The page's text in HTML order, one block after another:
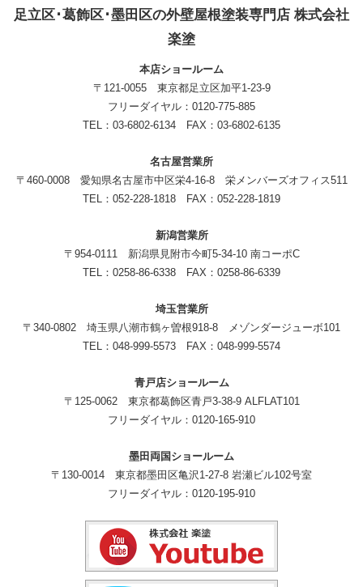
足立区･葛飾区･墨田区の外壁屋根塗装専門店 株式会社
楽塗
本店ショールーム
〒121-0055 東京都足立区加平1-23-9
フリーダイヤル：0120-775-885
TEL：03-6802-6134 FAX：03-6802-6135
名古屋営業所
〒460-0008 愛知県名古屋市中区栄4-16-8 栄メンバーズオフィス511
TEL：052-228-1818 FAX：052-228-1819
新潟営業所
〒954-0111 新潟県見附市今町5-34-10 南コーポC
TEL：0258-86-6338 FAX：0258-86-6339
埼玉営業所
〒340-0802 埼玉県八潮市鶴ヶ曽根918-8 メゾンダージューボ101
TEL：048-999-5573 FAX：048-999-5574
青戸店ショールーム
〒125-0062 東京都葛飾区青戸3-38-9 ALFLAT101
フリーダイヤル：0120-165-910
墨田両国ショールーム
〒130-0014 東京都墨田区亀沢1-27-8 岩瀬ビル102号室
フリーダイヤル：0120-195-910